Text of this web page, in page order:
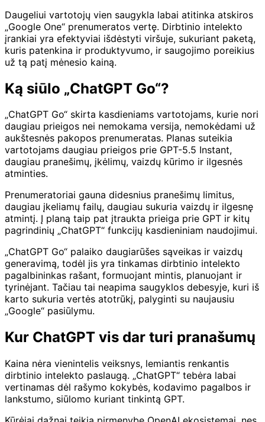
Daugeliui vartotojų vien saugykla labai atitinka atskiros
„Google One“ prenumeratos vertę. Dirbtinio intelekto
įrankiai yra efektyviai išdėstyti viršuje, sukuriant paketą,
kuris patenkina ir produktyvumo, ir saugojimo poreikius
už tą patį mėnesio kainą.
Ką siūlo „ChatGPT Go“?
„ChatGPT Go“ skirta kasdieniams vartotojams, kurie nori
daugiau prieigos nei nemokama versija, nemokėdami už
aukštesnės pakopos prenumeratas. Planas suteikia
vartotojams daugiau prieigos prie GPT-5.5 Instant,
daugiau pranešimų, įkėlimų, vaizdų kūrimo ir ilgesnės
atminties.
Prenumeratoriai gauna didesnius pranešimų limitus,
daugiau įkeliamų failų, daugiau sukuria vaizdų ir ilgesnę
atmintį. Į planą taip pat įtraukta prieiga prie GPT ir kitų
pagrindinių „ChatGPT“ funkcijų kasdieniniam naudojimui.
„ChatGPT Go“ palaiko daugiarūšes sąveikas ir vaizdų
generavimą, todėl jis yra tinkamas dirbtinio intelekto
pagalbininkas rašant, formuojant mintis, planuojant ir
tyrinėjant. Tačiau tai neapima saugyklos debesyje, kuri iš
karto sukuria vertės atotrūkį, palyginti su naujausiu
„Google“ pasiūlymu.
Kur ChatGPT vis dar turi pranašumų
Kaina nėra vienintelis veiksnys, lemiantis renkantis
dirbtinio intelekto paslaugą. „ChatGPT“ tebėra labai
vertinamas dėl rašymo kokybės, kodavimo pagalbos ir
lankstumo, siūlomo kuriant tinkintą GPT.